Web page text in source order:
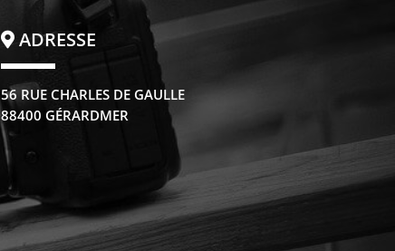
ADRESSE
56 RUE CHARLES DE GAULLE
88400 GÉRARDMER